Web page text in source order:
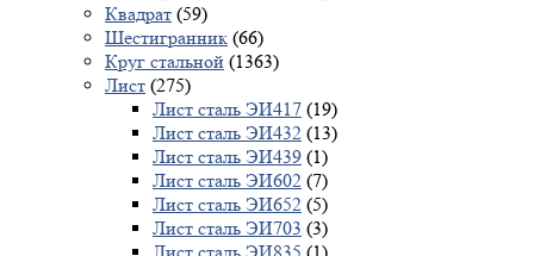
Квадрат (59)
Шестигранник (66)
Круг стальной (1363)
Лист (275)
Лист сталь ЭИ417 (19)
Лист сталь ЭИ432 (13)
Лист сталь ЭИ439 (1)
Лист сталь ЭИ602 (7)
Лист сталь ЭИ652 (5)
Лист сталь ЭИ703 (3)